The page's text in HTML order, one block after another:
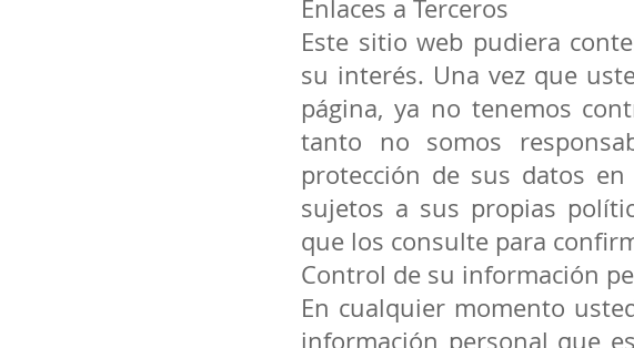
Enlaces a Terceros
Este sitio web pudiera
su interés. Una vez que
página, ya no tenemos
tanto no somos
protección de sus datos
sujetos a sus propias
que los consulte para
Control de su información
En cualquier momento
información personal que